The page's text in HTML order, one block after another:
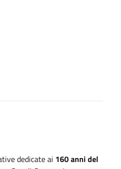
dedicate ai 160 anni del